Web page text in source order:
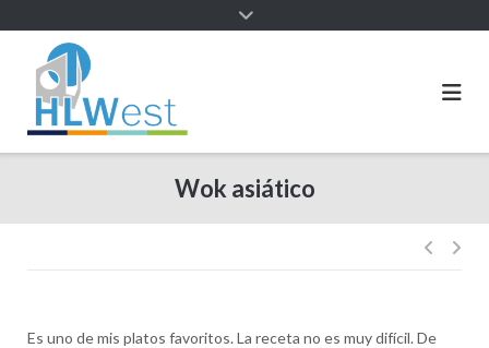
Wok asiático
Es uno de mis platos favoritos. La receta no es muy difícil. De